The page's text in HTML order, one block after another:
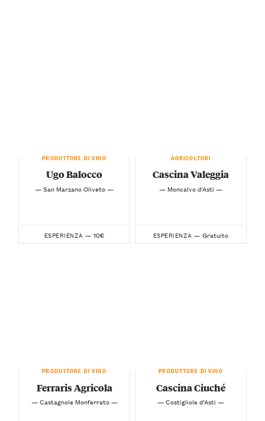
PRODUTTORE DI VINO
Ugo Balocco
— San Marzano Oliveto —
ESPERIENZA — 10€
AGRICOLTORI
Cascina Valeggia
— Moncalvo d'Asti —
ESPERIENZA — Gratuito
PRODUTTORE DI VINO
Ferraris Agricola
— Castagnole Monferrato —
PRODUTTORE DI VINO
Cascina Ciuché
— Costigliole d’Asti —